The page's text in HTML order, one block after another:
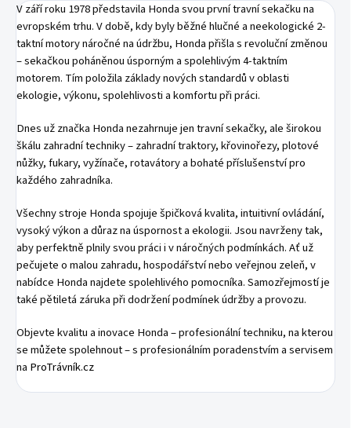
V září roku 1978 představila Honda svou první travní sekačku na
evropském trhu. V době, kdy byly běžné hlučné a neekologické 2-
taktní motory náročné na údržbu, Honda přišla s revoluční změnou
– sekačkou poháněnou úsporným a spolehlivým 4-taktním
motorem. Tím položila základy nových standardů v oblasti
ekologie, výkonu, spolehlivosti a komfortu při práci.
Dnes už značka Honda nezahrnuje jen travní sekačky, ale širokou
škálu zahradní techniky – zahradní traktory, křovinořezy, plotové
nůžky, fukary, vyžínače, rotavátory a bohaté příslušenství pro
každého zahradníka.
Všechny stroje Honda spojuje špičková kvalita, intuitivní ovládání,
vysoký výkon a důraz na úspornost a ekologii. Jsou navrženy tak,
aby perfektně plnily svou práci i v náročných podmínkách. Ať už
pečujete o malou zahradu, hospodářství nebo veřejnou zeleň, v
nabídce Honda najdete spolehlivého pomocníka. Samozřejmostí je
také pětiletá záruka při dodržení podmínek údržby a provozu.
Objevte kvalitu a inovace Honda – profesionální techniku, na kterou
se můžete spolehnout – s profesionálním poradenstvím a servisem
na ProTrávník.cz